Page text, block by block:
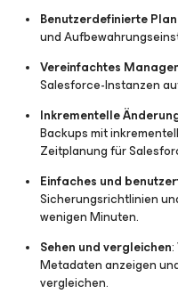
Benutzerdefinierte
und
Vereinfachtes
Salesforce-Instanzen
Inkrementelle
Backups mit
Zeitplanung für
Einfaches und
Sicherungsrichtlinien
wenigen Minuten.
Sehen und vergleichen:
Metadaten anzeigen
vergleichen.